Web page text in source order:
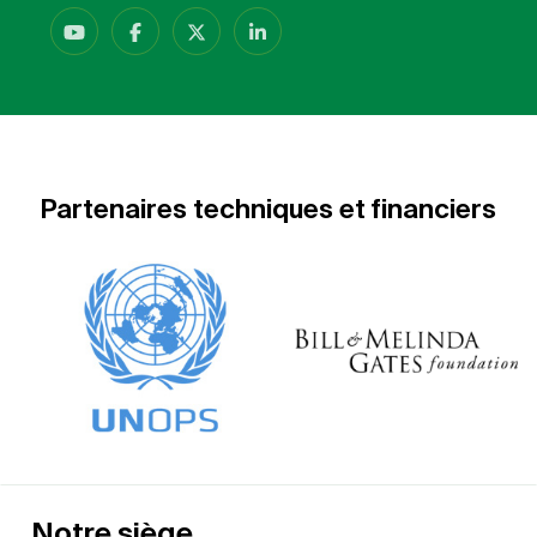
Partenaires techniques et financiers